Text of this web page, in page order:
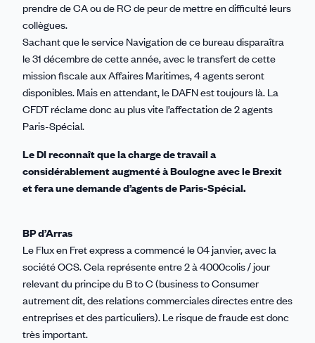
prendre de CA ou de RC de peur de mettre en difficulté leurs
collègues.
Sachant que le service Navigation de ce bureau disparaîtra
le 31 décembre de cette année, avec le transfert de cette
mission fiscale aux Affaires Maritimes, 4 agents seront
disponibles. Mais en attendant, le DAFN est toujours là. La
CFDT réclame donc au plus vite l’affectation de 2 agents
Paris-Spécial.
Le DI reconnaît que la charge de travail a
considérablement augmenté à Boulogne avec le Brexit
et fera une demande d’agents de Paris-Spécial.
BP d’Arras
Le Flux en Fret express a commencé le 04 janvier, avec la
société OCS. Cela représente entre 2 à 4000colis / jour
relevant du principe du B to C (business to Consumer
autrement dit, des relations commerciales directes entre des
entreprises et des particuliers). Le risque de fraude est donc
très important.